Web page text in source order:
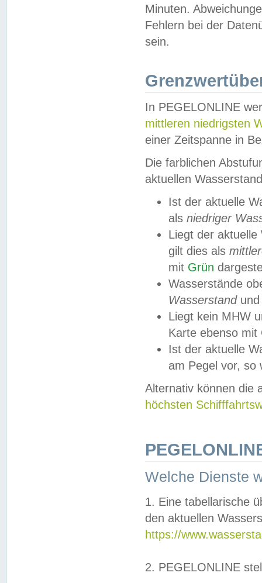
Minuten.
Fehlern bei der
sein.
In PEGELONLINE
mittleren niedrigsten
einer Zeitspanne in
Die farblichen
aktuellen
Ist der aktuelle
als niedriger
Liegt der
gilt dies als
mit Grün
Wasserstände
Wasserstandund
Liegt kein MHW
Karte ebenso mit
Ist der aktuelle
am Pegel vor,
Alternativ können die
höchsten
Welche Dienste
1. Eine tabellarische
den aktuellen
https://
2. PEGELONLINE